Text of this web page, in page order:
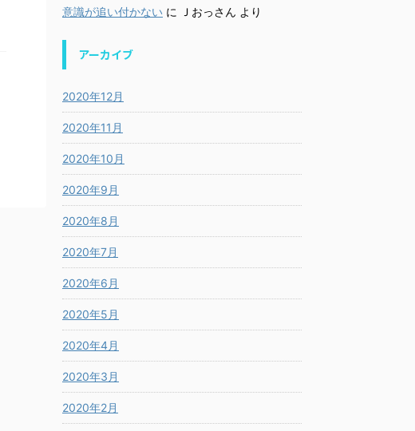
意識が追い付かない に Ｊおっさん より
アーカイブ
2020年12月
2020年11月
2020年10月
2020年9月
2020年8月
2020年7月
2020年6月
2020年5月
2020年4月
2020年3月
2020年2月